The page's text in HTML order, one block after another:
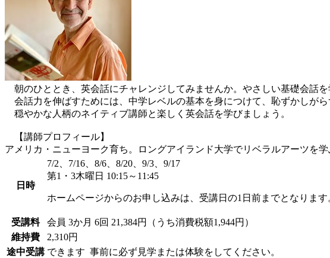
朝のひととき、英会話にチャレンジしてみませんか。やさしい基礎会話を
会話力を伸ばすためには、中学レベルの基本を身につけて、恥ずかしが
穏やかな人柄のネイティブ講師と楽しく英会話を学びましょう。
【講師プロフィール】
アメリカ・ニューヨーク育ち。ロングアイランド大学でリベラルアーツを学
日時
7/2、7/16、8/6、8/20、9/3、9/17
第1・3木曜日 10:15～11:45
ホームページからのお申し込みは、受講日の1日前までとなります
受講料 会員 3か月 6回 21,384円（うち消費税額1,944円）
維持費
2,310円
途中受講 できます 事前に必ず見学または体験をしてください。